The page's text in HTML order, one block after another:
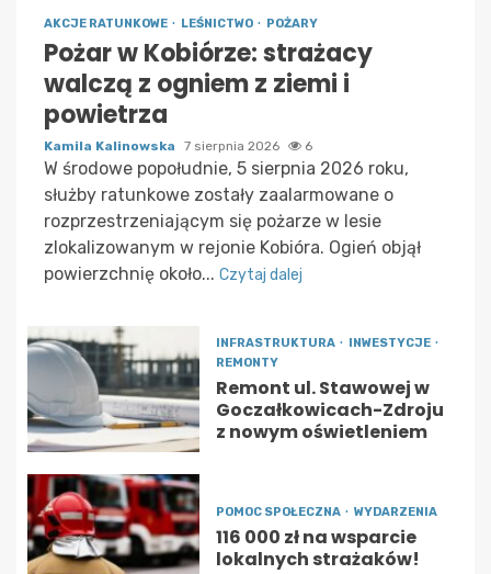
AKCJE RATUNKOWE LEŚNICTWO POŻARY
Pożar w Kobiórze: strażacy
walczą z ogniem z ziemi i
powietrza
Kamila Kalinowska 7 sierpnia 2026 6
W środowe popołudnie, 5 sierpnia 2026 roku,
służby ratunkowe zostały zaalarmowane o
rozprzestrzeniającym się pożarze w lesie
zlokalizowanym w rejonie Kobióra. Ogień objął
powierzchnię około... Czytaj dalej
INFRASTRUKTURA
INWESTYCJE
REMONTY
Remont ul. Stawowej w
Goczałkowicach-Zdroju
z nowym oświetleniem
POMOC SPOŁECZNA WYDARZENIA
116 000 zł na wsparcie
lokalnych strażaków!